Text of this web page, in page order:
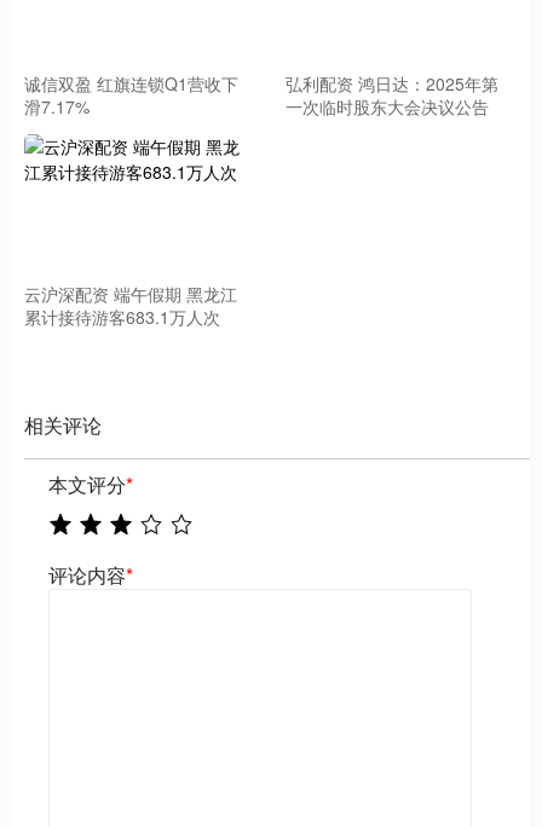
诚信双盈 红旗连锁Q1营收下
滑7.17%
弘利配资 鸿日达：2025年第
一次临时股东大会决议公告
云沪深配资 端午假期 黑龙江
累计接待游客683.1万人次
相关评论
本文评分*
评论内容*